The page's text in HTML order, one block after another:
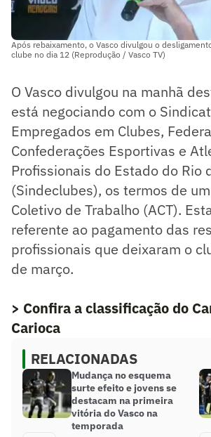
Após rebaixamento, o Vasco divulgou o
clube no dia 12 (Reprodução / Vasco TV)
O Vasco divulgou na manhã
está negociando com o
Empregados em Clubes,
Confederações Esportivas e
Profissionais do Estado do Rio
(Sindeclubes), os termos de
Coletivo de Trabalho (ACT).
referente ao pagamento das
profissionais que deixaram o
de março.
> Confira a classificação do
Carioca
RELACIONADAS
Mudança no esquema
surte efeito e jovens se
destacam na primeira
vitória do Vasco na
temporada